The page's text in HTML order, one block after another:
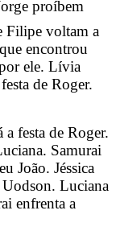
proíbem
Filipe voltam a
encontrou
ele. Lívia
de Roger.
festa de Roger.
Samurai
João. Jéssica
Uodson. Luciana
enfrenta a